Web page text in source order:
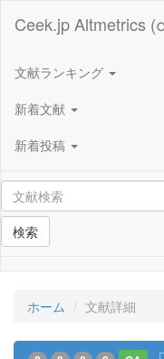
Ceek.jp Altmetrics
文献ランキング
新着文献
新着投稿
検索
ホーム 文献詳細